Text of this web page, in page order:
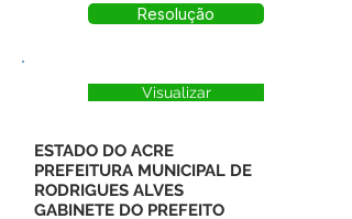
Resolução
Visualizar
ESTADO DO ACRE
PREFEITURA MUNICIPAL DE
RODRIGUES ALVES
GABINETE DO PREFEITO